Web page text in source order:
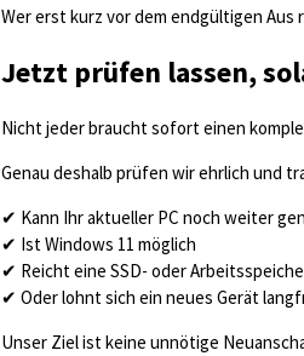
Wer erst kurz vor dem endgültigen
Jetzt prüfen lassen,
Nicht jeder braucht sofort einen
Genau deshalb prüfen wir ehrlich und
✔ Kann Ihr aktueller PC noch weiter
✔ Ist Windows 11 möglich
✔ Reicht eine SSD- oder
✔ Oder lohnt sich ein neues Gerät
Unser Ziel ist keine unnötige